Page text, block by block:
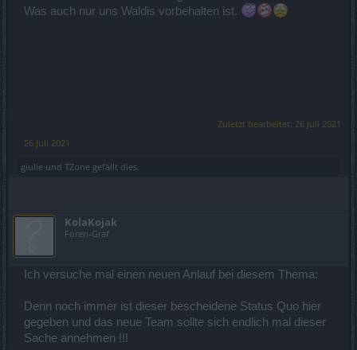
Was auch nur uns Waldis vorbehalten ist.
Zuletzt bearbeitet: 26 Juli 2021
26 Juli 2021
giulie und TZone gefällt dies.
KolaKojak
Foren-Graf
Ich versuche mal einen neuen Anlauf bei diesem Thema:
Denn noch immer ist dieser bescheidene Status Quo hier
gegeben und das neue Team sollte sich endlich mal dieser
Sache annehmen !!!